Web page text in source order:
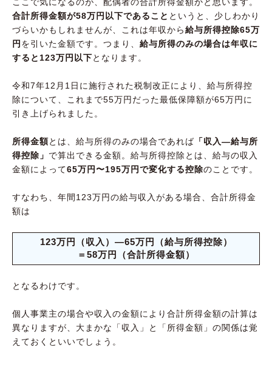
合計所得金額が58万円以下であること というと、少しわかり
づらいかもしれませんが、これは年収から給与所得控除65万
円 を引いた金額です。つまり、 給与所得のみの場合は年収に
すると123万円以下となります。
令和7年12月1日に施行された税制改正により、給与所得控
除について、これまで55万円だった最低保障額が65万円に
引き上げられました。
所得金額とは、給与所得のみの場合であれば 「収入―給与所
得控除」 で算出できる金額。給与所得控除とは、給与の収入
金額によって65万円〜195万円で変化する控除のことです。
すなわち、年間123万円の給与収入がある場合、合計所得金
額は
123万円（収入）―65万円（給与所得控除）
＝58万円（合計所得金額）
となるわけです。
個人事業主の場合や収入の金額により合計所得金額の計算は
異なりますが、大まかな「収入」と「所得金額」の関係は覚
えておくといいでしょう。